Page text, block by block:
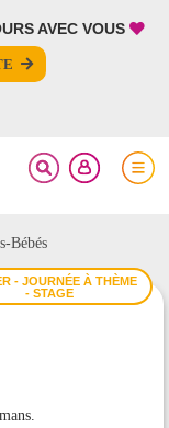
AVEC VOUS
Bébés
- JOURNÉE À THÈME
- STAGE
FERMER
FERMER
effectuée.